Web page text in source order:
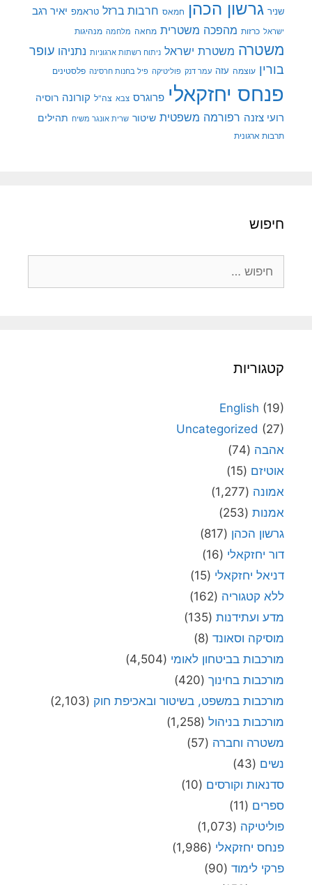
שניר גרשון הכהן חמאס חרבות ברזל טראמפ יאיר רגב
ישראל כרזות מהפכה משטרית מחאה מלחמה מנהיגות
משטרה משטרת ישראל ניתוח רשתות ארגוניות נתניהו עופר
בורין עוצמה עזה עמר דנק פוליטיקה פיל בחנות חרסינה פלסטינים
פנחס יחזקאלי פרוגרס צבא צה"ל קורונה רוסיה
רועי צזנה רפורמה משפטית שיטור שרית אונגר משיח תהילים
תרבות ארגונית
חיפוש
קטגוריות
English (19)
Uncategorized (27)
אהבה (74)
אוטיזם (15)
אמונה (1,277)
אמנות (253)
גרשון הכהן (817)
דור יחזקאלי (16)
דניאל יחזקאלי (15)
ללא קטגוריה (162)
מדע ועתידנות (135)
מוסיקה וסאונד (8)
מורכבות בביטחון לאומי (4,504)
מורכבות בחינוך (420)
מורכבות במשפט, בשיטור ובאכיפת חוק (2,103)
מורכבות בניהול (1,258)
משטרה וחברה (57)
נשים (43)
סדנאות וקורסים (10)
ספרים (11)
פוליטיקה (1,073)
פנחס יחזקאלי (1,986)
פרקי לימוד (90)